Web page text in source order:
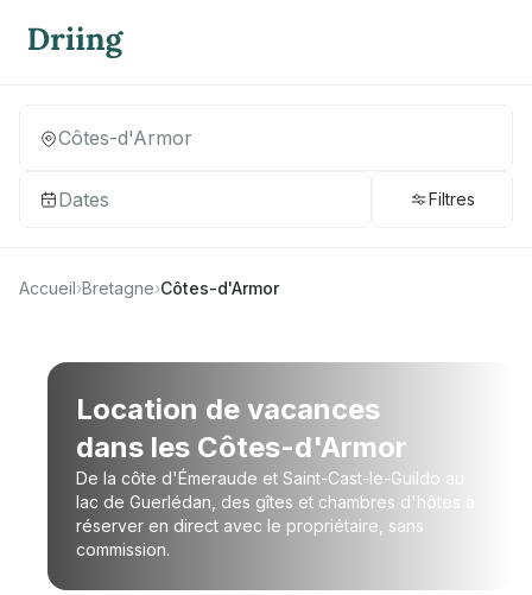
Dates Filtres
Accueil›Bretagne›Côtes-d'Armor
Location de vacances
dans les Côtes-d'Armor
De la côte d'Émeraude et Saint-Cast-le-Guildo au
lac de Guerlédan, des gîtes et chambres d'hôtes à
réserver en direct avec le propriétaire, sans
commission.